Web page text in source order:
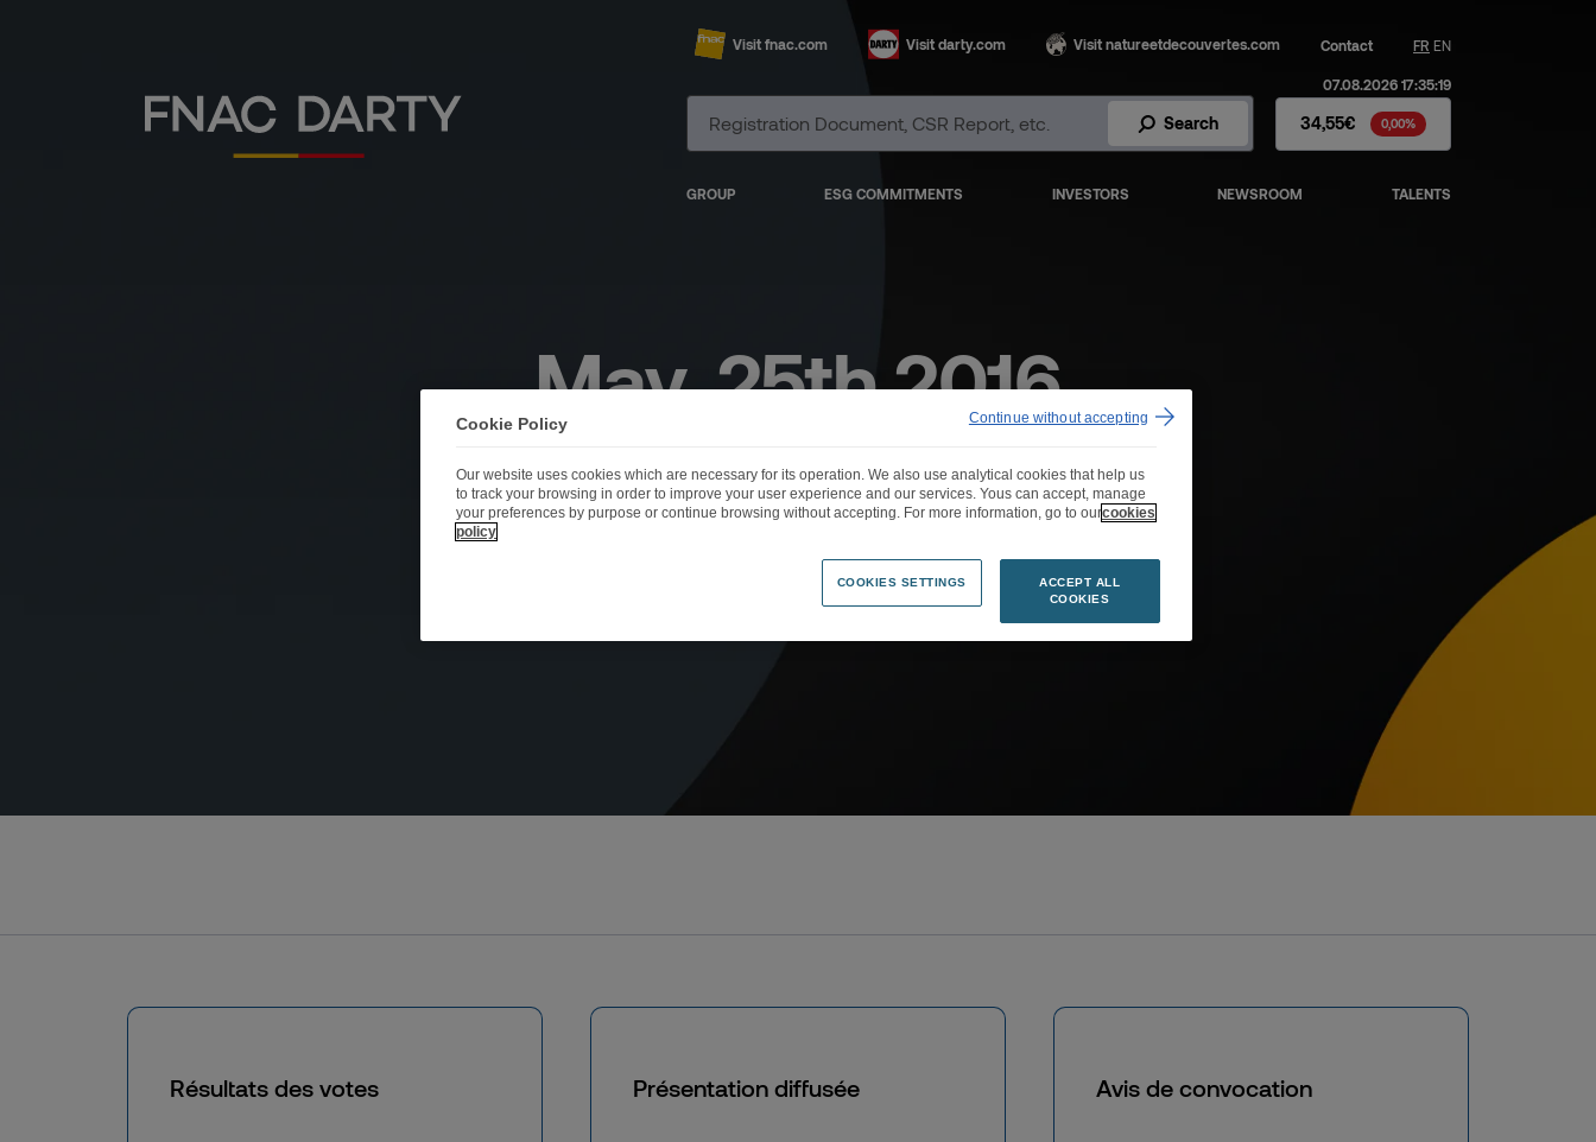
Visit fnac.com Visit darty.com Visit natureetdecouvertes.com Contact FR EN
Search Fnac Darty Stock - Stock Price
07.08.2026 17:35:19
34,55€ 0,00%
GROUP ESG COMMITMENTS INVESTORS NEWSROOM TALENTS
May, 25th 2016
Combined General
Meetings
Résultats des votes Présentation diffusée Avis de convocation
Cookie Policy
Our website uses cookies which are necessary for its operation. We also use analytical cookies that help us
to track your browsing in order to improve your user experience and our services. Yous can accept, manage
your preferences by purpose or continue browsing without accepting. For more information, go to ourcookies
policy
COOKIES SETTINGS
ACCEPT ALL
COOKIES
Continue without accepting